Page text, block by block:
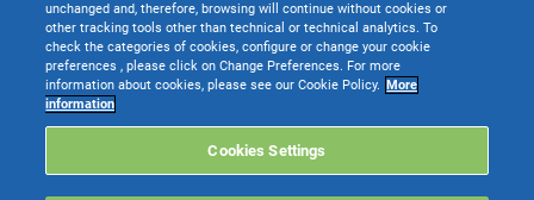
TeamSystem S.p.A. società con socio unico soggetta all’attività di direzione e
coordinamento di TeamSystem Holdco S.p.A. - Cap. Soc. € 24.000.000 I.v. -
C.C.I.A.A. delle Marche - P.I. 01035310414
unchanged and, therefore, browsing will continue without cookies or
other tracking tools other than technical or technical analytics. To
check the categories of cookies, configure or change your cookie
preferences , please click on Change Preferences. For more
information about cookies, please see our Cookie Policy. More
information
Cookies Settings